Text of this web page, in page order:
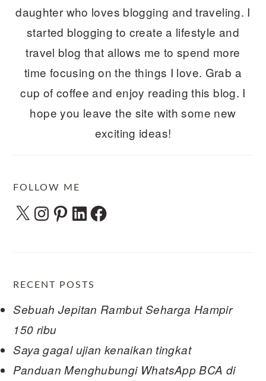
daughter who loves blogging and traveling. I
started blogging to create a lifestyle and
travel blog that allows me to spend more
time focusing on the things I love. Grab a
cup of coffee and enjoy reading this blog. I
hope you leave the site with some new
exciting ideas!
FOLLOW ME
X Instagram
Pinterest
LinkedInFacebook
RECENT POSTS
Sebuah Jepitan Rambut Seharga Hampir
150 ribu
Saya gagal ujian kenaikan tingkat
Panduan Menghubungi WhatsApp BCA di